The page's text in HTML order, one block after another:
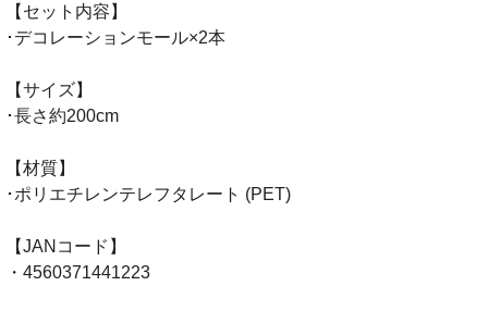
【セット内容】
･デコレーションモール×2本
【サイズ】
･長さ約200cm
【材質】
･ポリエチレンテレフタレート (PET)
【JANコード】
・4560371441223